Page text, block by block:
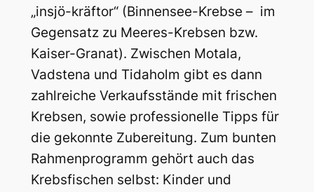
„insjö-kräftor“ (Binnensee-Krebse – im
Gegensatz zu Meeres-Krebsen bzw.
Kaiser-Granat). Zwischen Motala,
Vadstena und Tidaholm gibt es dann
zahlreiche Verkaufsstände mit frischen
Krebsen, sowie professionelle Tipps für
die gekonnte Zubereitung. Zum bunten
Rahmenprogramm gehört auch das
Krebsfischen selbst: Kinder und